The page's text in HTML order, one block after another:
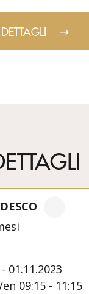
DETTAGLI
- 01.11.2023
09:15 - 11:15